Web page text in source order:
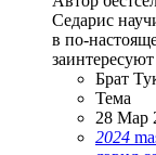
Седарис
в по-
Брат
Тема
28 Мар
2024